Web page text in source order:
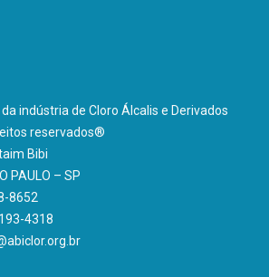
indústria de Cloro Álcalis e Derivados
reservados®
Bibi
PAULO – SP
8652
4318